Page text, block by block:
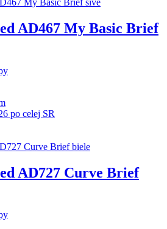
AD467 My Basic Brief
po celej SR
AD727 Curve Brief